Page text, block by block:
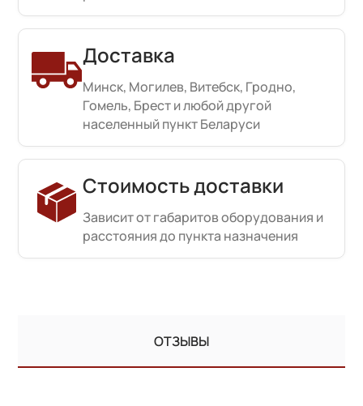
Доставка
Минск, Могилев, Витебск, Гродно,
Гомель, Брест и любой другой
населенный пункт Беларуси
Стоимость доставки
Зависит от габаритов оборудования и
расстояния до пункта назначения
ОТЗЫВЫ